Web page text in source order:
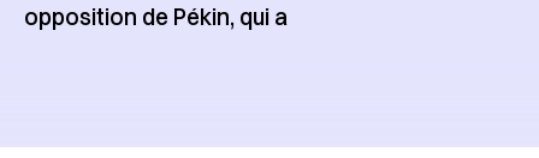
opposition de Pékin, qui a